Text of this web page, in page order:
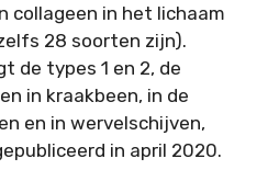
collageen in het lichaam
28 soorten zijn).
de types 1 en 2, de
in kraakbeen, in de
en in wervelschijven,
in april 2020.